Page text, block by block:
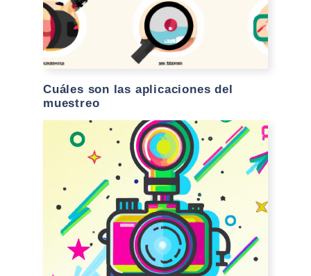
Cuáles son las aplicaciones del
muestreo